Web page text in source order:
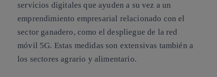
servicios digitales que ayuden a su vez a un
emprendimiento empresarial relacionado con el
sector ganadero, como el despliegue de la red
móvil 5G. Estas medidas son extensivas también a
los sectores agrario y alimentario.